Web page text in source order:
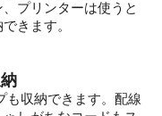
プリンターは使うと
きます。
も収納できます。配線